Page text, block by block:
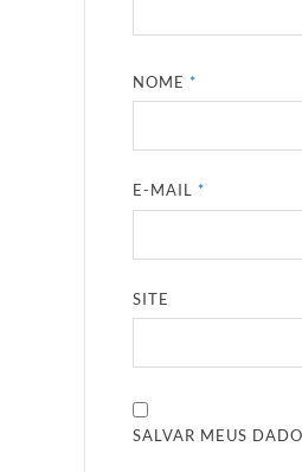
NOME*
E-MAIL*
SITE
SALVAR MEUS